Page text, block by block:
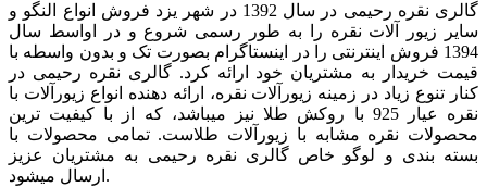
گالری نقره رحیمی در سال 1392 در شهر یزد فروش انواع النگو و
سایر زیور آلات نقره را به طور رسمی شروع و در اواسط سال
1394 فروش اینترنتی را در اینستاگرام بصورت تک و بدون واسطه با
قیمت خریدار به مشتریان خود ارائه کرد. گالری نقره رحیمی در
کنار تنوع زیاد در زمینه زیورآلات نقره، ارائه دهنده انواع زیورآلات با
نقره عیار 925 با روکش طلا نیز میباشد، که از با کیفیت‏ ترین
محصولات نقره مشابه با زیورآلات طلاست. تمامی محصولات با
بسته بندی و لوگو خاص گالری نقره رحیمی به مشتریان عزیز
ارسال میشود.